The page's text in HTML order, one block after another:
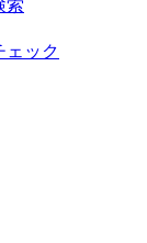
索
ェック